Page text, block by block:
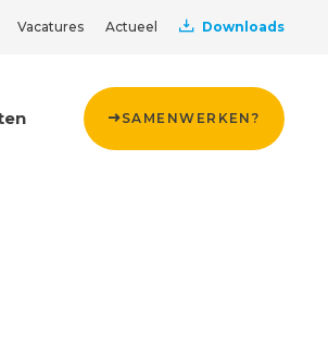
Vacatures Actueel Downloads
SAMENWERKEN?